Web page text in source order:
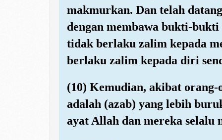
makmurkan. Dan telah
dengan membawa bukti-
tidak berlaku zalim kepada
berlaku zalim kepada diri
(10) Kemudian, akibat
adalah (azab) yang lebih
ayat Allah dan mereka selalu